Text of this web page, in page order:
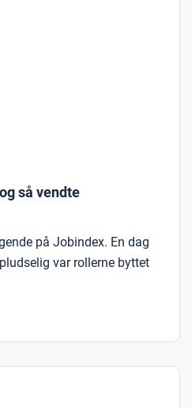
så vendte
på Jobindex. En dag
var rollerne byttet